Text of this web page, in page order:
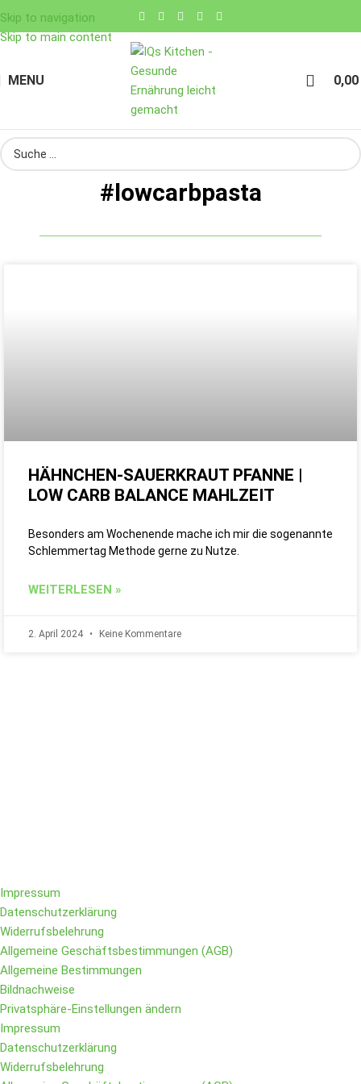
Skip to navigation
Skip to main content
MENU 0,00
#lowcarbpasta
HÄHNCHEN-SAUERKRAUT PFANNE |
LOW CARB BALANCE MAHLZEIT
Besonders am Wochenende mache ich mir die sogenannte
Schlemmertag Methode gerne zu Nutze.
WEITERLESEN »
2. April 2024 Keine Kommentare
Impressum
Datenschutzerklärung
Widerrufsbelehrung
Allgemeine Geschäftsbestimmungen (AGB)
Allgemeine Bestimmungen
Bildnachweise
Privatsphäre-Einstellungen ändern
Impressum
Datenschutzerklärung
Widerrufsbelehrung